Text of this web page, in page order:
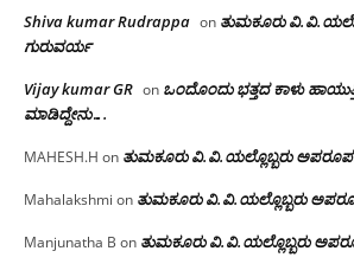
Shiva kumar Rudrappa on ತುಮಕೂರು‌
ಗುರುವರ್ಯ
Vijay kumar GR on ಒಂದೊಂದು ಭತ್ತದ ಕಾಳು
ಮಾಡಿದ್ದೇನು….
MAHESH.H on ತುಮಕೂರು‌ ವಿ.ವಿ.ಯಲ್ಲೊಬ್ಬರು
Mahalakshmi on ತುಮಕೂರು‌ ವಿ.ವಿ.ಯಲ್ಲೊಬ್ಬರು
Manjunatha B on ತುಮಕೂರು‌ ವಿ.ವಿ.ಯಲ್ಲೊಬ್ಬರು